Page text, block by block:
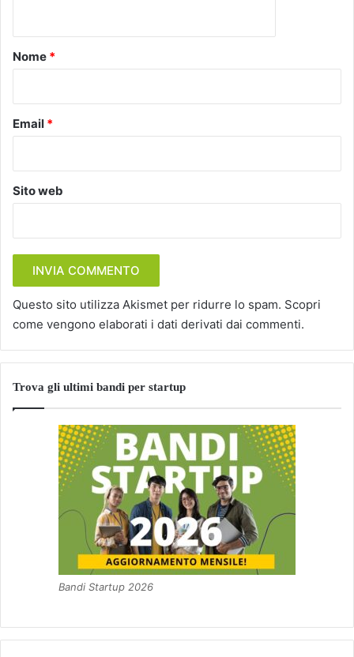
o
Nome *
Email *
Sito web
Questo sito utilizza Akismet per ridurre lo spam. Scopri
come vengono elaborati i dati derivati dai commenti.
Trova gli ultimi bandi per startup
Bandi Startup 2026